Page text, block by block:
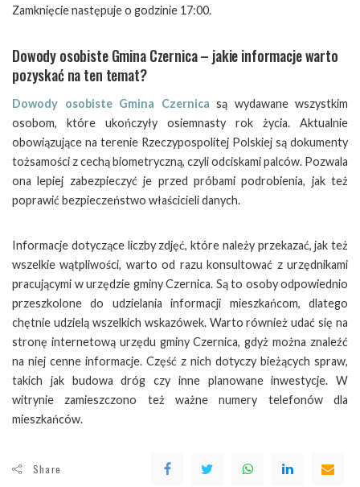
Zamknięcie następuje o godzinie 17:00.
Dowody osobiste Gmina Czernica – jakie informacje warto
pozyskać na ten temat?
Dowody osobiste Gmina Czernica są wydawane wszystkim
osobom, które ukończyły osiemnasty rok życia. Aktualnie
obowiązujące na terenie Rzeczypospolitej Polskiej są dokumenty
tożsamości z cechą biometryczną, czyli odciskami palców. Pozwala
ona lepiej zabezpieczyć je przed próbami podrobienia, jak też
poprawić bezpieczeństwo właścicieli danych.
Informacje dotyczące liczby zdjęć, które należy przekazać, jak też
wszelkie wątpliwości, warto od razu konsultować z urzędnikami
pracującymi w urzędzie gminy Czernica. Są to osoby odpowiednio
przeszkolone do udzielania informacji mieszkańcom, dlatego
chętnie udzielą wszelkich wskazówek. Warto również udać się na
stronę internetową urzędu gminy Czernica, gdyż można znaleźć
na niej cenne informacje. Część z nich dotyczy bieżących spraw,
takich jak budowa dróg czy inne planowane inwestycje. W
witrynie zamieszczono też ważne numery telefonów dla
mieszkańców.
Share